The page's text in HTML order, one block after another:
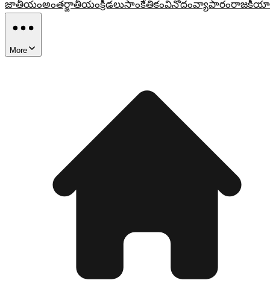
జాతీయంఅంతర్జాతీయంక్రీడలుసాంకేతికంవినోదంవ్యాపారం
More